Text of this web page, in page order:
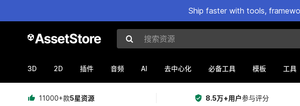
Ship faster with tools,
搜索资源
3D 2D 插件 音频 AI 去中心化 必备工具 模板 工具
11000+款5星资源 8.5万+用户参与评分